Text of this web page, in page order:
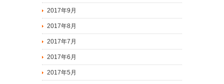
2017年9月
2017年8月
2017年7月
2017年6月
2017年5月